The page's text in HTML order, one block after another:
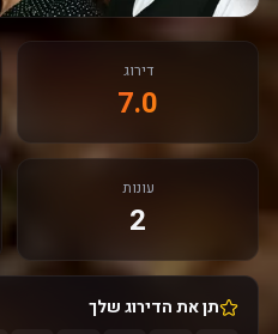
דירוג
7.0
עונות
2
תן את הדירוג שלך